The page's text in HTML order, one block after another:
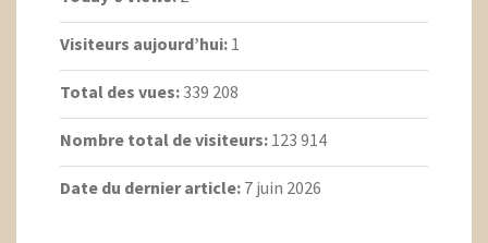
Visiteurs aujourd’hui: 1
Total des vues: 339 208
Nombre total de visiteurs: 123 914
Date du dernier article: 7 juin 2026